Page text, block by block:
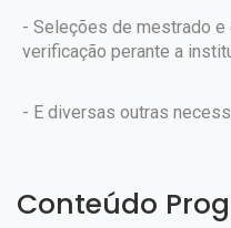
- Seleções de mestrado e
verificação perante a
- E diversas outras
Conteúdo